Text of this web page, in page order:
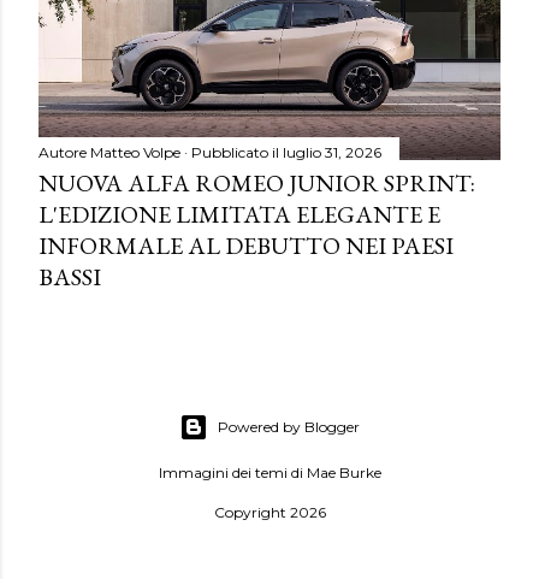
Autore Matteo Volpe Pubblicato il luglio 31, 2026
NUOVA ALFA ROMEO JUNIOR SPRINT:
L'EDIZIONE LIMITATA ELEGANTE E
INFORMALE AL DEBUTTO NEI PAESI
BASSI
Powered by Blogger
Immagini dei temi di Mae Burke
Copyright 2026